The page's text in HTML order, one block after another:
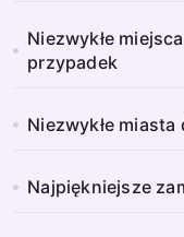
Niezwykłe
przypadek
Niezwykłe
Najpiękniejsze